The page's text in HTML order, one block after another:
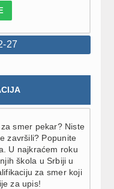
27
smer pekar? Niste
završili? Popunite
U najkraćem roku
škola u Srbiji u
za smer koji
za upis!